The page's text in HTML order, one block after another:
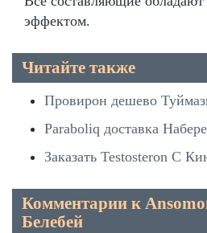
эффектом.
Читайте также
Провирон дешево
Paraboliq доставка
Заказать Testosteron C
Комментарии к
Белебей